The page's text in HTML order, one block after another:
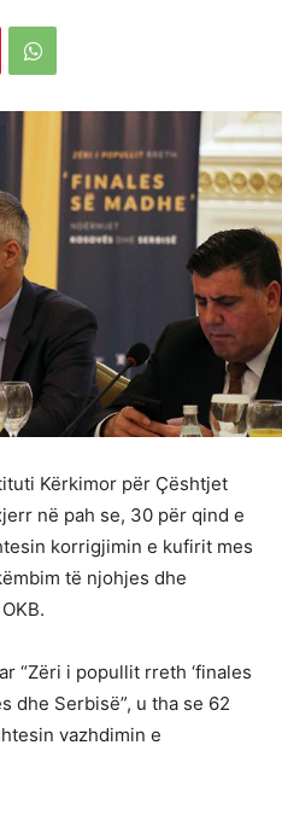
Kërkimor për Çështjet
në pah se, 30 për qind e
korrigjimin e kufirit mes
të njohjes dhe
“Zëri i popullit rreth ‘finales
dhe Serbisë”, u tha se 62
vazhdimin e